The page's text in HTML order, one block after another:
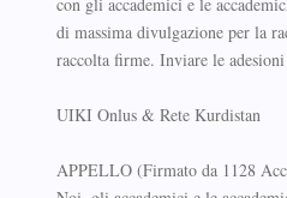
di massima divulgazione per la
raccolta firme. Inviare le adesioni
UIKI Onlus & Rete Kurdistan
APPELLO (Firmato da 1128